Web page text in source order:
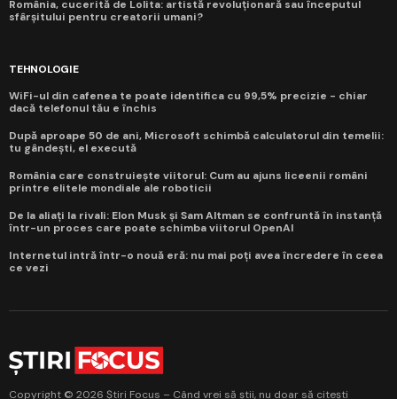
România, cucerită de Lolita: artistă revoluționară sau începutul
sfârșitului pentru creatorii umani?
TEHNOLOGIE
WiFi-ul din cafenea te poate identifica cu 99,5% precizie - chiar
dacă telefonul tău e închis
După aproape 50 de ani, Microsoft schimbă calculatorul din temelii:
tu gândești, el execută
România care construiește viitorul: Cum au ajuns liceenii români
printre elitele mondiale ale roboticii
De la aliați la rivali: Elon Musk și Sam Altman se confruntă în instanță
într-un proces care poate schimba viitorul OpenAI
Internetul intră într-o nouă eră: nu mai poți avea încredere în ceea
ce vezi
Copyright © 2026 Știri Focus – Când vrei să știi, nu doar să citești